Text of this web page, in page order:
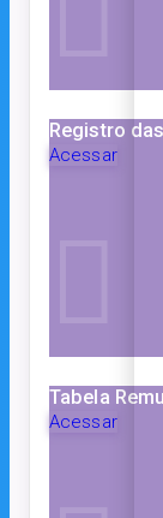
Registro
Acessar
Tabela
Acessar